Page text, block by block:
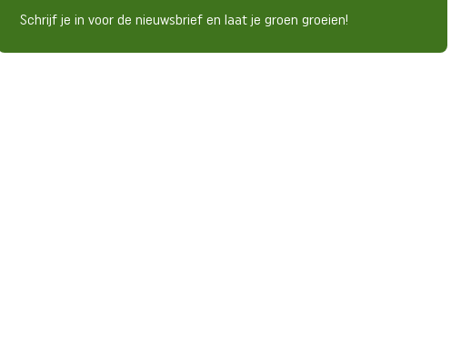
Schrijf je in voor de nieuwsbrief en laat je groen groeien!